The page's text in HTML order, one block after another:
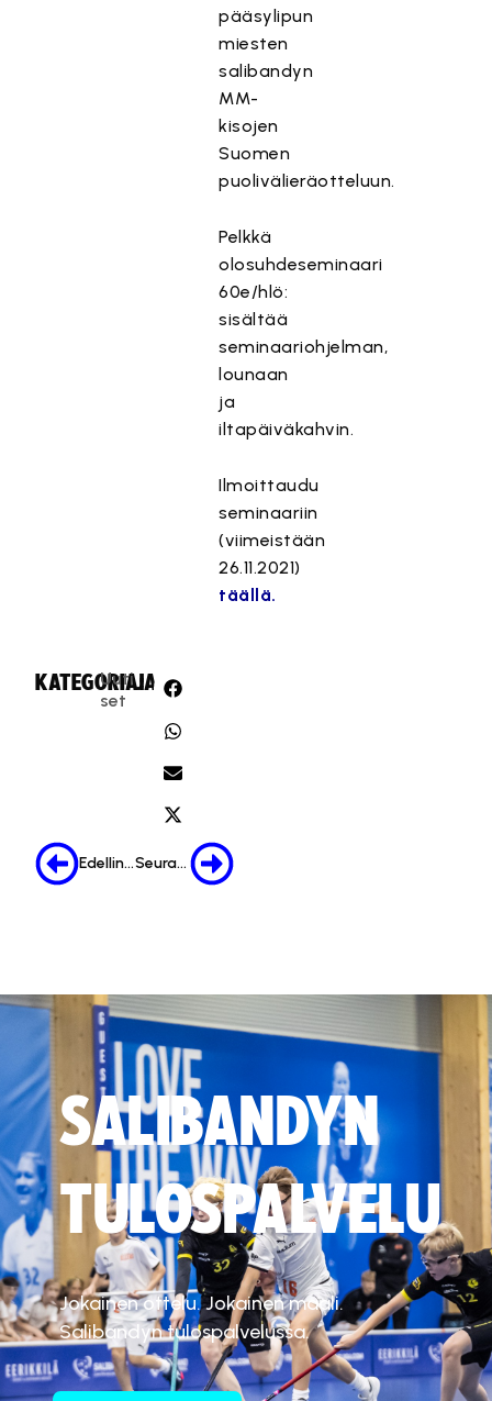
pääsylipun
miesten
salibandyn
MM-
kisojen
Suomen
puolivälieräotteluun.
Pelkkä
olosuhdeseminaari
60e/hlö:
sisältää
seminaariohjelman,
lounaan
ja
iltapäiväkahvin.
Ilmoittaudu
seminaariin
(viimeistään
26.11.2021)
täällä.
KATEGORIA:
Uuti
set
JAA:
Edellinen Seuraava
SALIBANDYN
TULOSPALVELU
Jokainen ottelu. Jokainen maali.
Salibandyn tulospalvelussa.